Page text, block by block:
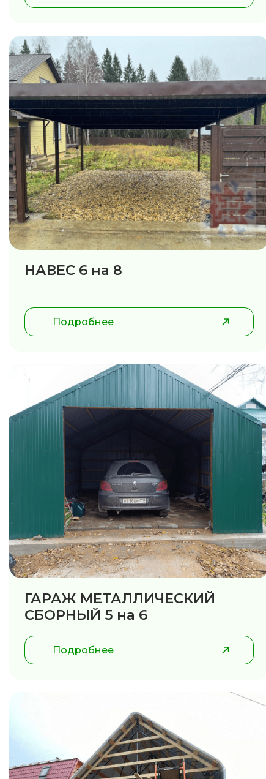
НАВЕС 6 на 8
Подробнее
ГАРАЖ МЕТАЛЛИЧЕСКИЙ
СБОРНЫЙ 5 на 6
Подробнее